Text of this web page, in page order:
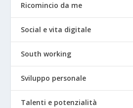
Ricomincio da me
Social e vita digitale
South working
Sviluppo personale
Talenti e potenzialità